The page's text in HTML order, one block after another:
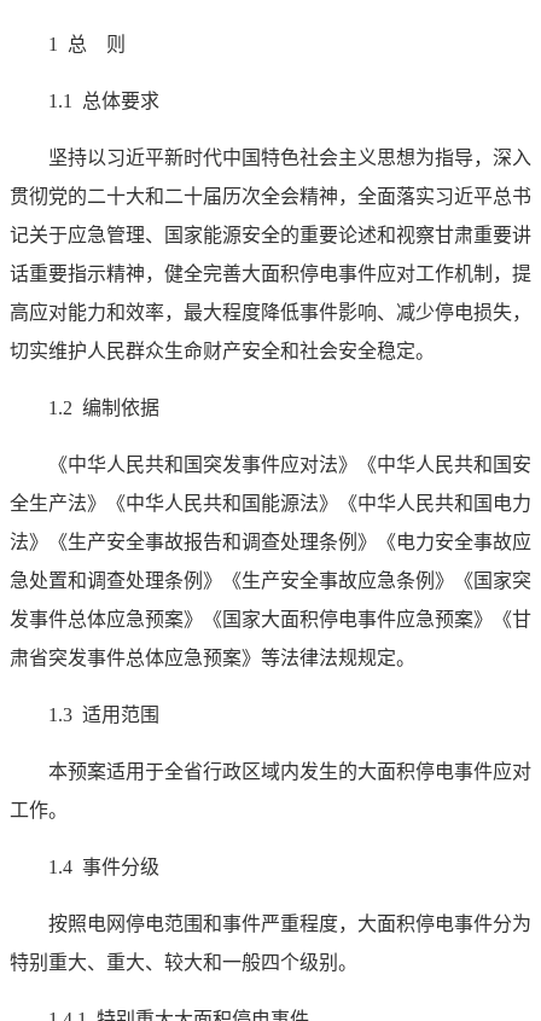
1 总 则
1.1 总体要求
坚持以习近平新时代中国特色社会主义思想为指导，深入
贯彻党的二十大和二十届历次全会精神，全面落实习近平总书
记关于应急管理、国家能源安全的重要论述和视察甘肃重要讲
话重要指示精神，健全完善大面积停电事件应对工作机制，提
高应对能力和效率，最大程度降低事件影响、减少停电损失，
切实维护人民群众生命财产安全和社会安全稳定。
1.2 编制依据
《中华人民共和国突发事件应对法》《中华人民共和国安
全生产法》《中华人民共和国能源法》《中华人民共和国电力
法》《生产安全事故报告和调查处理条例》《电力安全事故应
急处置和调查处理条例》《生产安全事故应急条例》《国家突
发事件总体应急预案》《国家大面积停电事件应急预案》《甘
肃省突发事件总体应急预案》等法律法规规定。
1.3 适用范围
本预案适用于全省行政区域内发生的大面积停电事件应对
工作。
1.4 事件分级
按照电网停电范围和事件严重程度，大面积停电事件分为
特别重大、重大、较大和一般四个级别。